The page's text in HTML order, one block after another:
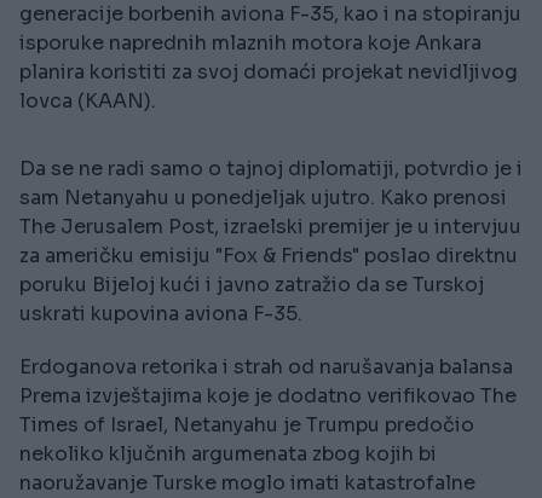
generacije borbenih aviona F-35, kao i na stopiranju
isporuke naprednih mlaznih motora koje Ankara
planira koristiti za svoj domaći projekat nevidljivog
lovca (KAAN).
Da se ne radi samo o tajnoj diplomatiji, potvrdio je i
sam Netanyahu u ponedjeljak ujutro. Kako prenosi
The Jerusalem Post, izraelski premijer je u intervjuu
za američku emisiju "Fox & Friends" poslao direktnu
poruku Bijeloj kući i javno zatražio da se Turskoj
uskrati kupovina aviona F-35.
Erdoganova retorika i strah od narušavanja balansa
Prema izvještajima koje je dodatno verifikovao The
Times of Israel, Netanyahu je Trumpu predočio
nekoliko ključnih argumenata zbog kojih bi
naoružavanje Turske moglo imati katastrofalne